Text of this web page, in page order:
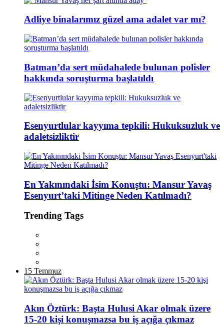
Adliye binalarımız güzel ama adalet var mı?
Batman’da sert müdahalede bulunan polisler
hakkında soruşturma başlatıldı
Esenyurtlular kayyıma tepkili: Hukuksuzluk ve
adaletsizliktir
En Yakınındaki İsim Konuştu: Mansur Yavaş
Esenyurt’taki Mitinge Neden Katılmadı?
Trending Tags
15 Temmuz
Akın Öztürk: Başta Hulusi Akar olmak üzere
15-20 kişi konuşmazsa bu iş açığa çıkmaz